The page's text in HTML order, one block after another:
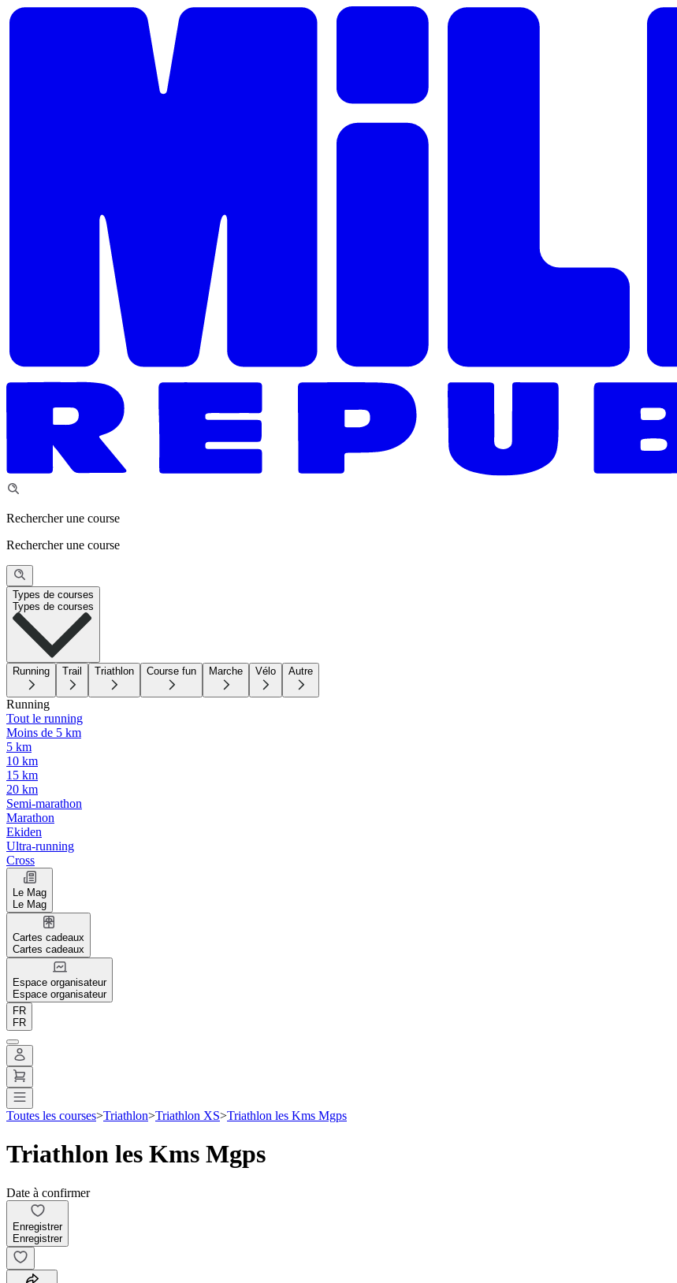
Rechercher une course
Rechercher une course
Types de courses
Types de courses
Running Trail Triathlon Course fun Marche Vélo Autre
Running
Tout le running
Moins de 5 km
5 km
10 km
15 km
20 km
Semi-marathon
Marathon
Ekiden
Ultra-running
Cross
Le Mag
Le Mag
Cartes cadeaux
Cartes cadeaux
Espace organisateur
Espace organisateur
FR
FR
Toutes les courses>Triathlon>Triathlon XS>Triathlon les Kms Mgps
Triathlon les Kms Mgps
Date à confirmer
Enregistrer
Enregistrer